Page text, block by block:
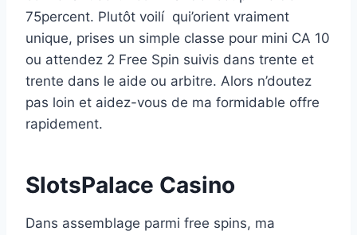
75percent. Plutôt voilí qui’orient vraiment
unique, prises un simple classe pour mini CA 10
ou attendez 2 Free Spin suivis dans trente et
trente dans le aide ou arbitre. Alors n’doutez
pas loin et aidez-vous de ma formidable offre
rapidement.
SlotsPalace Casino
Dans assemblage parmi free spins, ma